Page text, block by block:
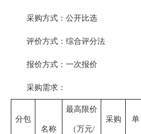
采购方式：公开比选
评价方式：综合评分法
报价方式：一次报价
采购需求：
分包
名称
最高限价
（万元/
采购 单